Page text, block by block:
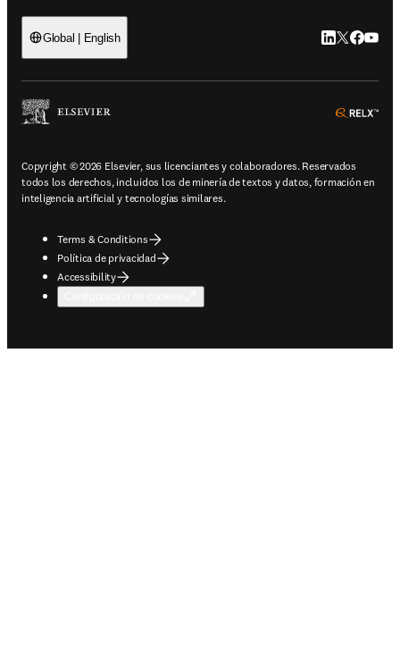
Global | English LinkedIn se
Twitter se
Copyright © 2026 Elsevier, sus licenciantes y colaboradores. Reservados
todos los derechos, incluidos los de minería de textos y datos, formación en
inteligencia artificial y tecnologías similares.
Terms & Conditions
Política de privacidad
Accessibility